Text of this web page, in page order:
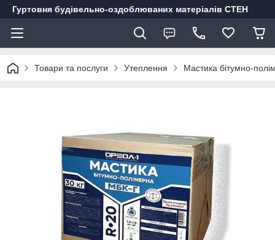
Гуртовня будівельно-оздоблюваних матеріалів СТЕН
Товари та послуги Утеплення Мастика бітумно-